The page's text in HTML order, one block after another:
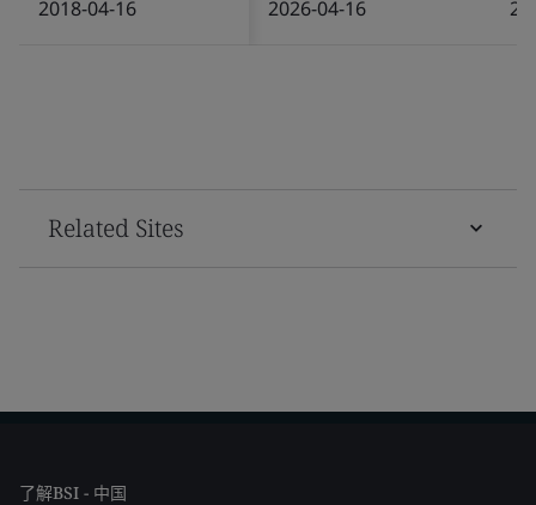
2018-04-16 2026-04-16
Related Sites
了解BSI - 中国